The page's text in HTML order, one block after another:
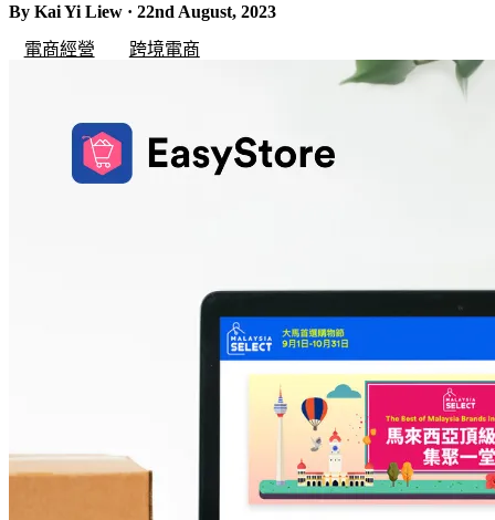
By Kai Yi Liew · 22nd August, 2023
電商經營
跨境電商